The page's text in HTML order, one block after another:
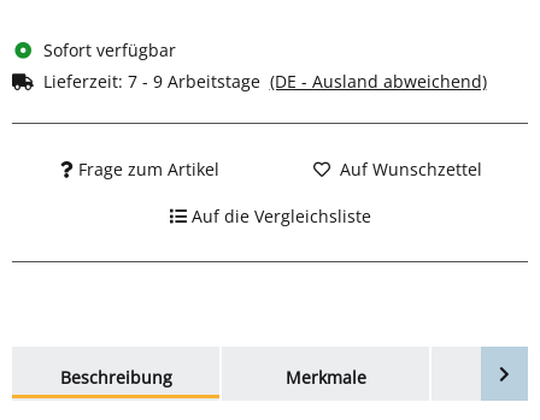
Sofort verfügbar
Lieferzeit: 7 - 9 Arbeitstage (DE - Ausland abweichend)
Frage zum Artikel Auf Wunschzettel
Auf die Vergleichsliste
Beschreibung
Merkmale